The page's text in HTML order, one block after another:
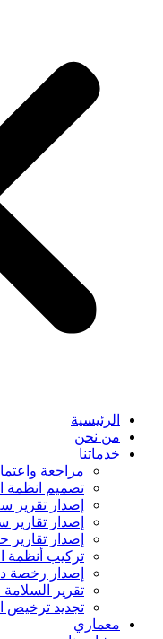
الرئيسية
من نحن
خدماتنا
مراجعة
تصميم انظمة
إصدار تقرير
إصدار تقارير
إصدار
تركيب أنظمة
إصدار رخصة
تقرير السلامة
تجديد ترخيص
معماري